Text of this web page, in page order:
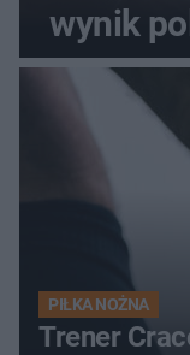
wynik
PIŁKA NOŻNA
Trener